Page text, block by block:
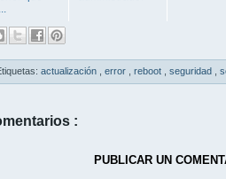
actualización error reboot seguridad
:
PUBLICAR UN